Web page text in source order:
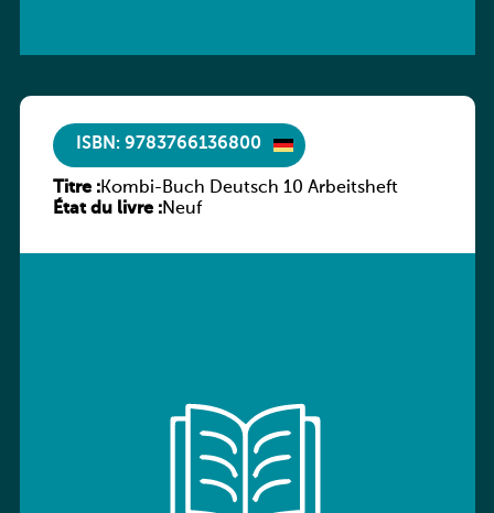
ISBN: 9783766136800
Titre :Kombi-Buch Deutsch 10 Arbeitsheft
État du livre :Neuf